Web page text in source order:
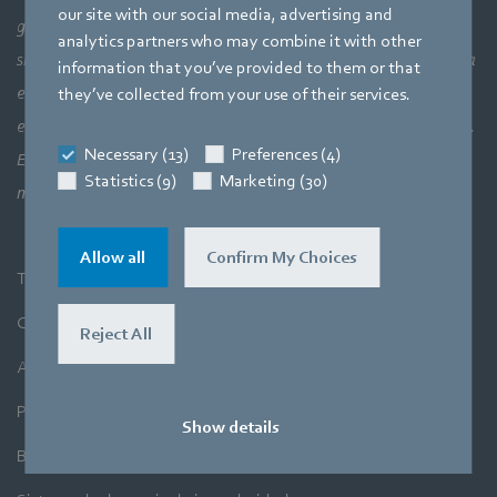
our site with our social media, advertising and
analytics partners who may combine it with other
information that you’ve provided to them or that
they’ve collected from your use of their services.
Necessary (13)
Preferences (4)
Statistics (9)
Marketing (30)
Allow all Confirm My Choices
Reject All
Show details
general de cómo se unen los elementos aerodinámicos, lo que
significa una interacción perfecta entre la tecnología del motor, la
electrónica y la aerodinámica. Nuestros productos combinan
estrechamente nuestras tres áreas principales de especialización.
El objetivo es siempre hacer el uso más eficiente del aire y el
movimiento.
Términos y Condiciones Generales
Compra
Aviso Legal
Política de privacidad
Boletín